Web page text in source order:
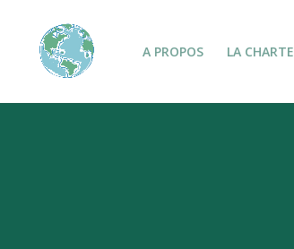
A PROPOS LA CHARTE